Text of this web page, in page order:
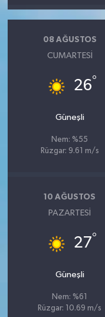
08 AĞUSTOS
CUMARTESI
26°
Güneşli
Nem: %55
Rüzgar: 9.61 m/s
10 AĞUSTOS
PAZARTESI
27°
Güneşli
Nem: %61
Rüzgar: 10.69 m/s